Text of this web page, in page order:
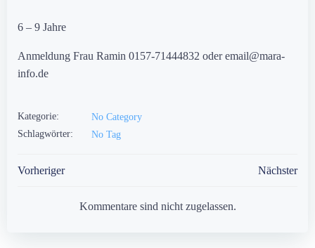
6 – 9 Jahre
Anmeldung Frau Ramin 0157-71444832 oder email@mara-
info.de
Kategorie:
No Category
Schlagwörter:
No Tag
Post
navigation
Vorheriger
navigation
Nächster
Kommentare sind nicht zugelassen.